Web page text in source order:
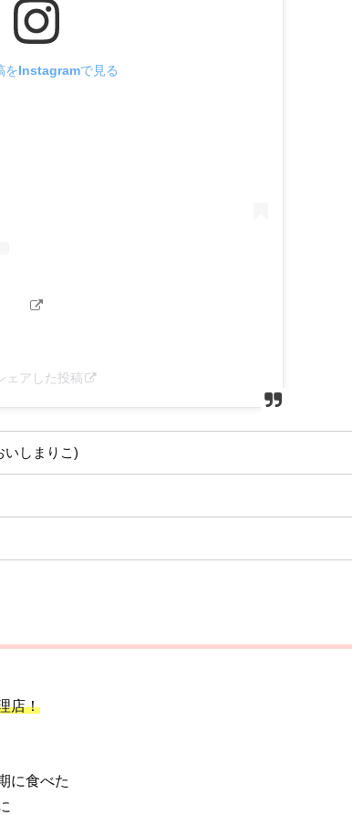
をInstagramで見る
ェアした投稿
いしまりこ)
店！
に食べた